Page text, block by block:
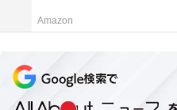
Amazon